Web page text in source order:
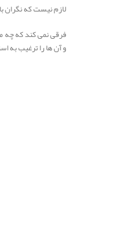
لازم نیست که نگران
فرقی نمی کند که چه
و آن ها را ترغیب به